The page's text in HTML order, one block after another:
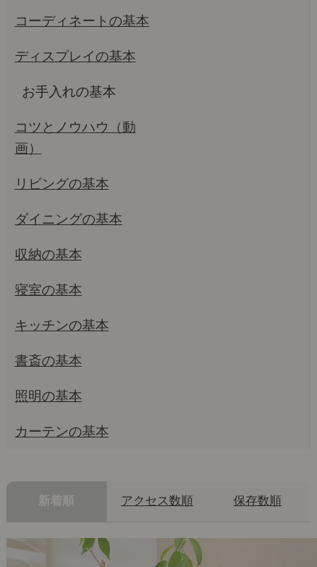
コーディネートの基本
ディスプレイの基本
お手入れの基本
コツとノウハウ（動
画）
リビングの基本
ダイニングの基本
収納の基本
寝室の基本
キッチンの基本
書斎の基本
照明の基本
カーテンの基本
新着順 アクセス数順 保存数順